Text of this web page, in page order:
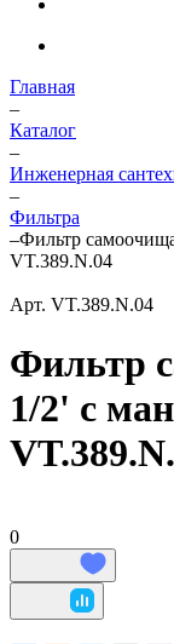
Главная
–
Каталог
–
Инженерная
–
Фильтра
–Фильтр
VT.389.N.04
Арт. VT.389.N.04
Фильтр
1/2' с
0